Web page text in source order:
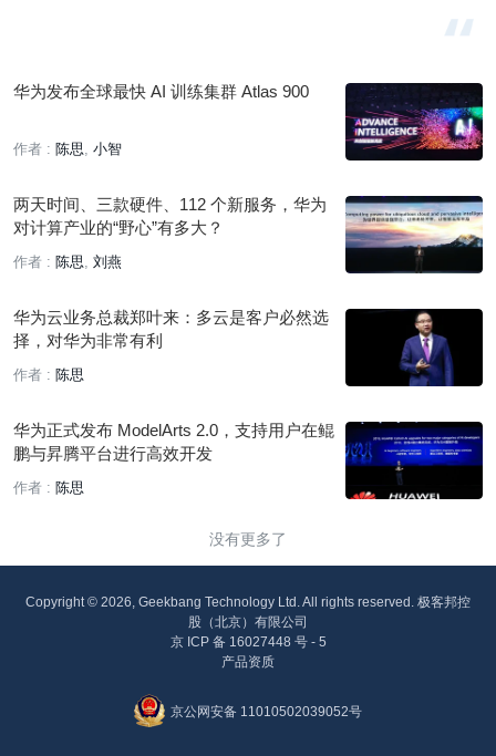
华为发布全球最快 AI 训练集群 Atlas 900
作者 : 陈思 小智
两天时间、三款硬件、112 个新服务，华为
对计算产业的“野心”有多大？
作者 : 陈思 刘燕
华为云业务总裁郑叶来：多云是客户必然选
择，对华为非常有利
作者 : 陈思
华为正式发布 ModelArts 2.0，支持用户在鲲
鹏与昇腾平台进行高效开发
作者 : 陈思
没有更多了
Copyright © 2026, Geekbang Technology Ltd. All rights reserved. 极客邦控
股（北京）有限公司
京 ICP 备 16027448 号 - 5
产品资质
京公网安备 11010502039052号